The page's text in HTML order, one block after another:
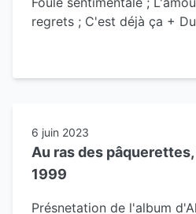
regrets ; C'est déjà ça +
6 juin 2023
Au ras des
1999
Présnetation de l'album